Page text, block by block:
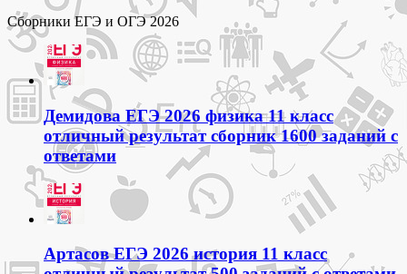
Сборники ЕГЭ и ОГЭ 2026
Демидова ЕГЭ 2026 физика 11 класс
отличный результат сборник 1600 заданий с
ответами
Артасов ЕГЭ 2026 история 11 класс